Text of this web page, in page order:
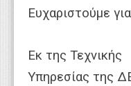
Ευχαριστούμε
Εκ της Τεχνικής
Υπηρεσίας της